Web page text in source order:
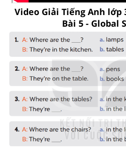
Video Giải Tiếng Anh lớp
Bài 5 - Global